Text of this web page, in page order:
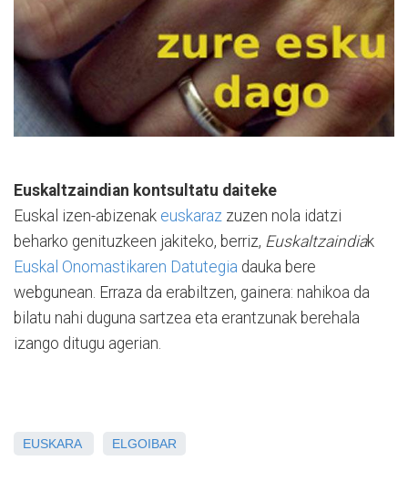
Euskaltzaindian kontsultatu daiteke
Euskal izen-abizenak euskaraz zuzen nola idatzi
beharko genituzkeen jakiteko, berriz, Euskaltzaindiak
Euskal Onomastikaren Datutegia dauka bere
webgunean. Erraza da erabiltzen, gainera: nahikoa da
bilatu nahi duguna sartzea eta erantzunak berehala
izango ditugu agerian.
EUSKARA ELGOIBAR